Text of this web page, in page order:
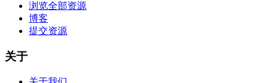
浏览全部资源
博客
提交资源
关于